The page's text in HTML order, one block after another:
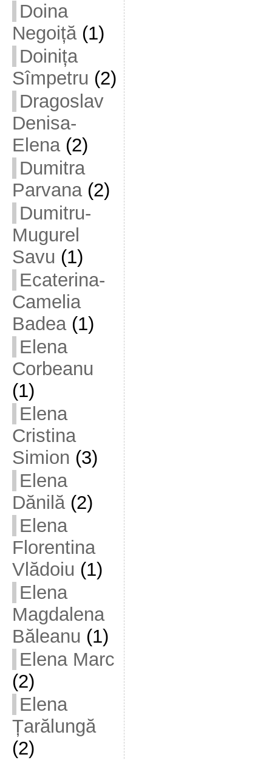
Doina
Negoiță(1)
Doinița
Sîmpetru (2)
Dragoslav
Denisa-
Elena(2)
Dumitra
Parvana(2)
Dumitru-
Mugurel
Savu (1)
Ecaterina-
Camelia
Badea(1)
Elena
Corbeanu
(1)
Elena
Cristina
Simion (3)
Elena
Dănilă(2)
Elena
Florentina
Vlădoiu (1)
Elena
Magdalena
Băleanu (1)
Elena Marc
(2)
Elena
Țarălungă
(2)